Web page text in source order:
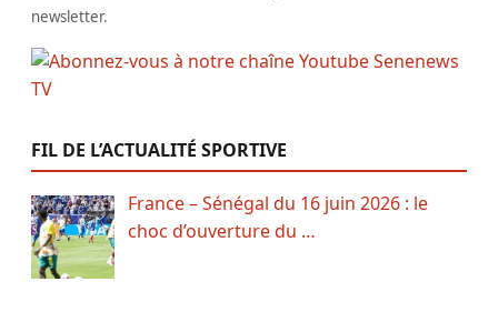
newsletter.
FIL DE L’ACTUALITÉ SPORTIVE
France – Sénégal du 16 juin 2026 : le
choc d’ouverture du …